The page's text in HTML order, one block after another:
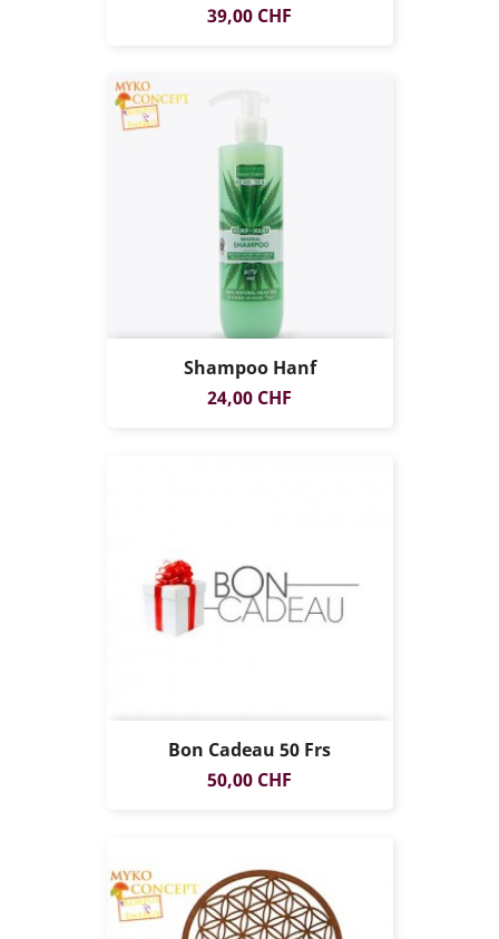
Prix
39,00 CHF
Shampoo Hanf
Prix
24,00 CHF
Bon Cadeau 50 Frs
Prix
50,00 CHF